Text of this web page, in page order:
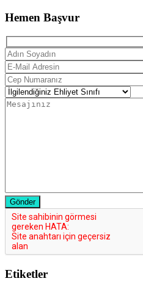
Hemen Başvur
Gönder
Etiketler